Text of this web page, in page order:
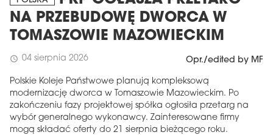
NA PRZEBUDOWĘ DWORCA W
TOMASZOWIE MAZOWIECKIM
schedule 04 sierpnia 2026 Opr./edited by MF
Polskie Koleje Państwowe planują kompleksową
modernizację dworca w Tomaszowie Mazowieckim. Po
zakończeniu fazy projektowej spółka ogłosiła przetarg na
wybór generalnego wykonawcy. Zainteresowane firmy
mogą składać oferty do 21 sierpnia bieżącego roku.